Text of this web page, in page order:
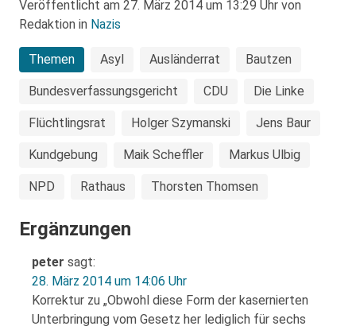
Veröffentlicht am 27. März 2014 um 13:29 Uhr von
Redaktion in Nazis
Themen Asyl Ausländerrat Bautzen
Bundesverfassungsgericht CDU Die Linke
Flüchtlingsrat Holger Szymanski Jens Baur
Kundgebung Maik Scheffler Markus Ulbig
NPD Rathaus Thorsten Thomsen
Ergänzungen
peter sagt:
28. März 2014 um 14:06 Uhr
Korrektur zu „Obwohl diese Form der kasernierten
Unterbringung vom Gesetz her lediglich für sechs